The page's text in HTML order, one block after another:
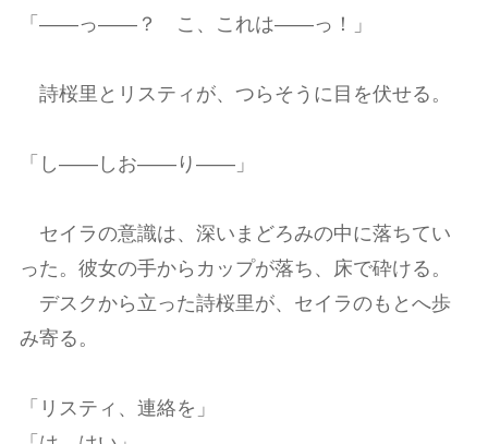
「――っ――？ こ、これは――っ！」
詩桜里とリスティが、つらそうに目を伏せる。
「し――しお――り――」
セイラの意識は、深いまどろみの中に落ちてい
った。彼女の手からカップが落ち、床で砕ける。
デスクから立った詩桜里が、セイラのもとへ歩
み寄る。
「リスティ、連絡を」